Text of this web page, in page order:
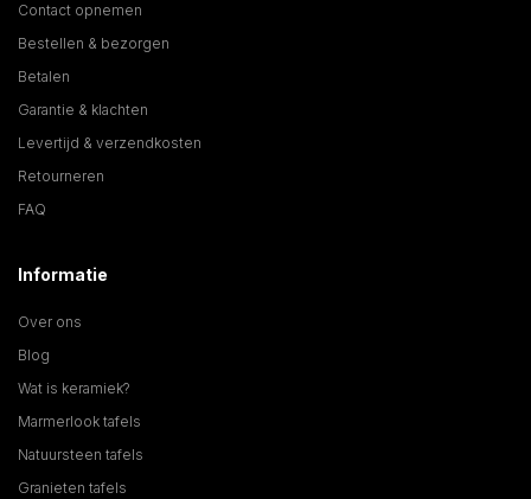
Contact opnemen
Bestellen & bezorgen
Betalen
Garantie & klachten
Levertijd & verzendkosten
Retourneren
FAQ
Informatie
Over ons
Blog
Wat is keramiek?
Marmerlook tafels
Natuursteen tafels
Granieten tafels